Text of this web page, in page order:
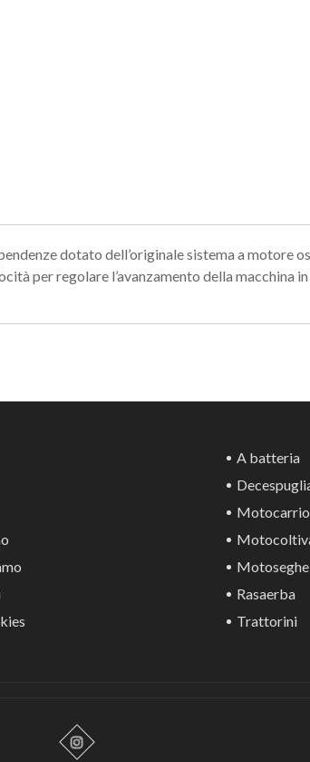
dotato dell’originale sistema a motore
per regolare l’avanzamento della macchina
A batteria
Motoseghe
Rasaerba
Trattorini